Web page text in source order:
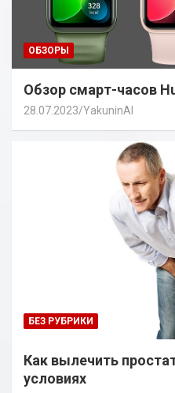
ОБЗОРЫ
Обзор смарт-часов
28.07.2023 YakuninAI
БЕЗ РУБРИКИ
Как вылечить
условиях